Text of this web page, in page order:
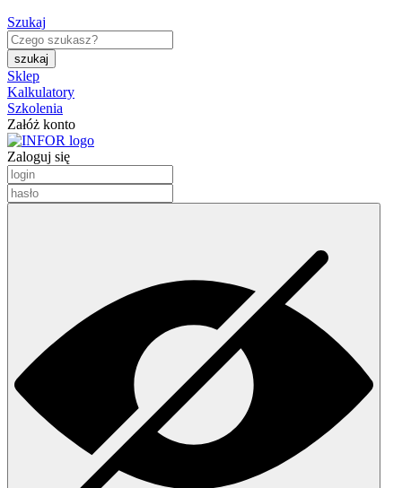
Szukaj
Sklep
Kalkulatory
Szkolenia
Załóż konto
Zaloguj się